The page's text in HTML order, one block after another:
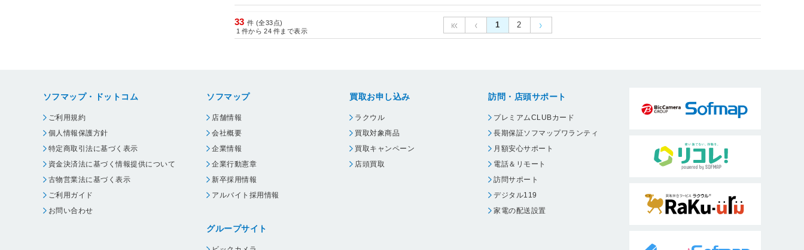
33 件 (全33点)
1 件から 24 件まで表示
1 2
ソフマップ・ドットコム
ご利用規約
個人情報保護方針
特定商取引法に基づく表示
資金決済法に基づく情報提供について
古物営業法に基づく表示
ご利用ガイド
お問い合わせ
ソフマップ
店舗情報
会社概要
企業情報
企業行動憲章
新卒採用情報
アルバイト採用情報
グループサイト
買取お申し込み
ラクウル
買取対象商品
買取キャンペーン
店頭買取
訪問・店頭サポート
プレミアムCLUBカード
長期保証ソフマップワランティ
月額安心サポート
電話＆リモート
訪問サポート
デジタル119
家電の配送設置